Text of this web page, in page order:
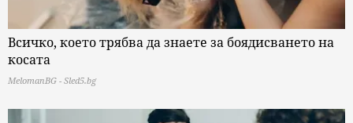
Всичко, което трябва да знаете за боядисването на
косата
MelomanBG - Sled5.bg